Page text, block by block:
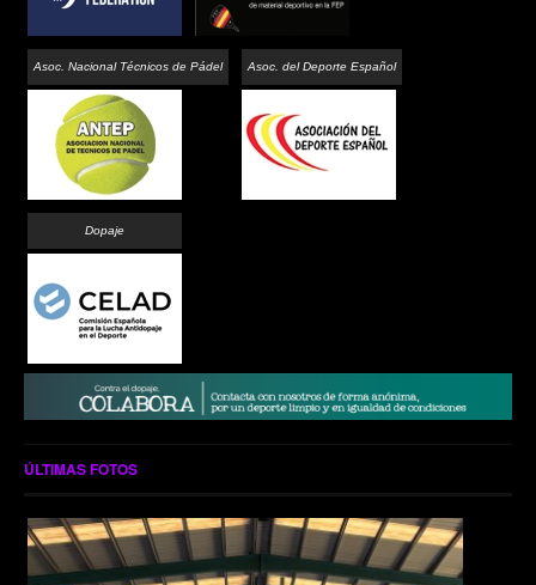
Asoc. Nacional Técnicos de Pádel Asoc. del Deporte Español
Dopaje
ÚLTIMAS FOTOS